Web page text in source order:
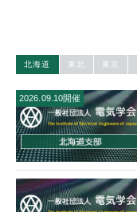
北海道 東北 東京
2026.09.10開催